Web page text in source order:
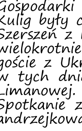
były
z
tych